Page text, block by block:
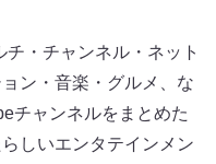
・チャンネル・ネット
ン・音楽・グルメ、な
チャンネルをまとめた
しいエンタテインメン